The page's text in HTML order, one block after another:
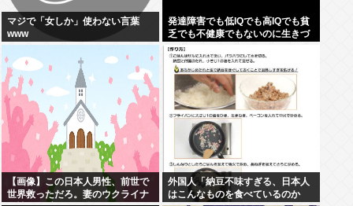
マジで「女しか」使わない言葉
www
発達障害でも低IQでも高IQでも貧
乏でも不健康でもないのに生きづ
らい奴www
【画像】この日本人男性、前世で
世界救っただろ。妻のウクライナ
外国人「納豆不味すぎる、日本人
はこんなものを食べているのか